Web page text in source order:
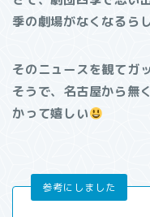
季の劇場がなくなるらし
そのニュースを観てガ
そうで、名古屋から無
かって嬉しい